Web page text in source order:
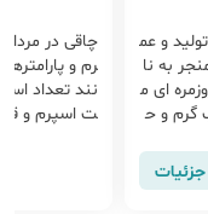
و عم
به نا
ای م
گرم و ح
ای
چاقی در
رم و
نند تعداد
ت اسپرم و